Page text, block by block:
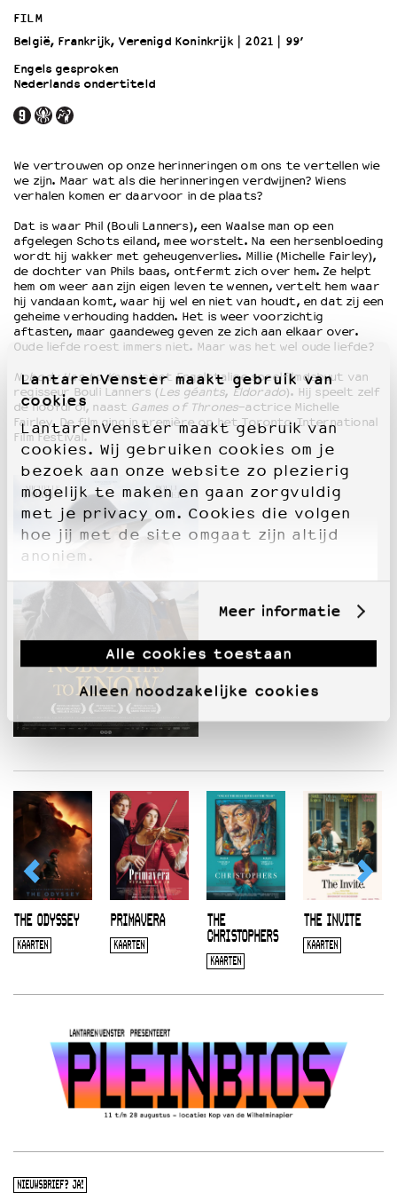
LantarenVenster maakt gebruik van
cookies
LantarenVenster maakt gebruik van
cookies. Wij gebruiken cookies om je
bezoek aan onze website zo plezierig
mogelijk te maken en gaan zorgvuldig
met je privacy om. Cookies die volgen
hoe jij met de site omgaat zijn altijd
anoniem.
Meer informatie
Alle cookies toestaan
Alleen noodzakelijke cookies
OVER LANTARENVENSTER
Wat we doen
Werken bij
Wie is wie
Partners
Huisregels
Integriteits- en gedragscode
Duurzaamheid
Culturele boycot Israël
Ruimte voor artistieke vrijheid – VNPF
FILM
België, Frankrijk, Verenigd Koninkrijk
2021
99’
Engels gesproken
Nederlands ondertiteld
We vertrouwen op onze herinneringen om ons te vertellen wie
we zijn. Maar wat als die herinneringen verdwijnen? Wiens
verhalen komen er daarvoor in de plaats?
Dat is waar Phil (Bouli Lanners), een Waalse man op een
afgelegen Schots eiland, mee worstelt. Na een hersenbloeding
wordt hij wakker met geheugenverlies. Millie (Michelle Fairley),
de dochter van Phils baas, ontfermt zich over hem. Ze helpt
hem om weer aan zijn eigen leven te wennen, vertelt hem waar
hij vandaan komt, waar hij wel en niet van houdt, en dat zij een
geheime verhouding hadden. Het is weer voorzichtig
aftasten, maar gaandeweg geven ze zich aan elkaar over.
Oude liefde roest immers niet. Maar was het wel oude liefde?
Nobody Has to Knowis het Engelstalige speelfilmdebuut van
regisseur Bouli Lanners (Les géants, Eldorado). Hij speelt zelf
de hoofdrol, naast Games of Thrones-actrice Michelle
Fairley. De film ging in première op het Toronto International
Film Festival.
THE ODYSSEY
KAARTEN
PRIMAVERA
KAARTEN
THE
CHRISTOPHERS
KAARTEN
THE INVITE
KAARTEN
NIEUWSBRIEF? JA!